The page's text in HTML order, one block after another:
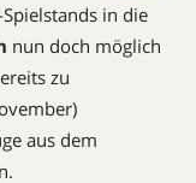
in die
nun doch möglich
zu
aus dem